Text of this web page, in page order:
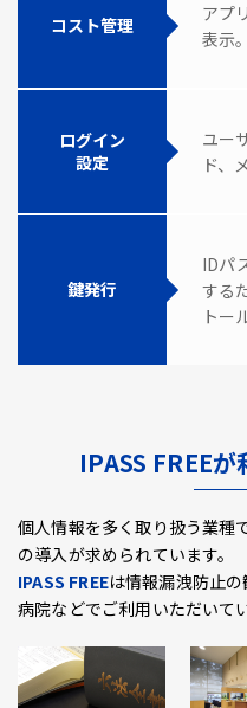
コスト管理
アプ
表示。
ログイン
設定
ユー
ド、
鍵発行
IDパ
する
トー
IPASS FREE
個人情報を多く取り扱う業種
の導入が求められています。
IPASS FREEは情報漏洩防止の
病院などでご利用いただいて